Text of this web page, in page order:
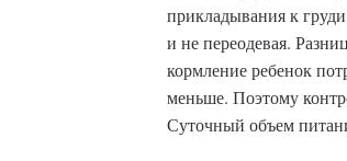
прикладывания к
и не переодевая.
кормление ребенок
меньше. Поэтому
Суточный объем